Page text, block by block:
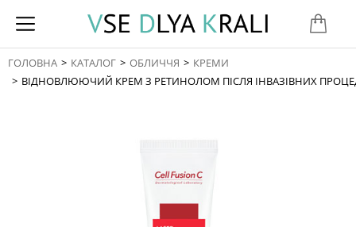
You are here:
ГОЛОВНА КАТАЛОГ ОБЛИЧЧЯ
КРЕМИ
ВІДНОВЛЮЮЧИЙ КРЕМ З РЕТИНОЛОМ ПІСЛЯ ІНВАЗІВНИХ ПРОЦЕДУР